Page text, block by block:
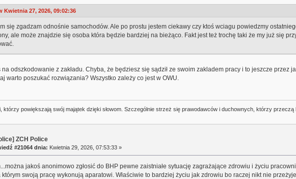
Kwietnia 27, 2026, 09:02:36
się zgadzam odnośnie samochodów. Ale po prostu jestem ciekawy czy ktoś wciagu powiedzmy
ale może znajdzie się osoba która będzie bardziej na bieżąco. Fakt jest też trochę taki że my już się
na odszkodowanie z zakładu. Chyba, że będziesz się sądził ze swoim zakladem pracy i to jeszcze
warto poszukać rozwiązania? Wszystko zależy co jest w OWU.
którzy powiększają swój majątek dzięki słowom. Szczególnie strzeż się prawodawców i duchownych, którzy przeczą
ZCH Police
#21064 dnia: Kwietnia 29, 2026, 07:53:33 »
jakoś anonimowo zgłosić do BHP pewne zaistniałe sytuację zagrażające zdrowiu i życiu
swoją pracę wykonują aparatowi. Właściwie to bardziej życiu jak zdrowiu bo raczej nikt nie